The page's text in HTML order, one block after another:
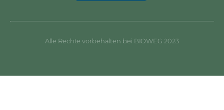
Alle Rechte vorbehalten bei BIOWEG 2023